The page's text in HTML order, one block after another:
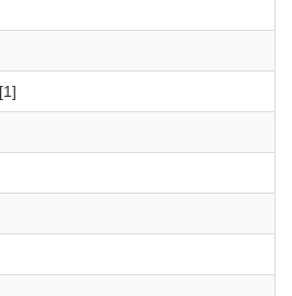
[1]